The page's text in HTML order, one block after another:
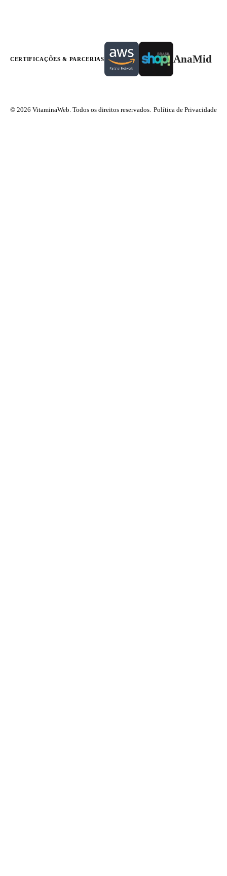
CERTIFICAÇÕES & PARCERIAS AnaMid
© 2026 VitaminaWeb. Todos os direitos reservados. Política de Privacidade